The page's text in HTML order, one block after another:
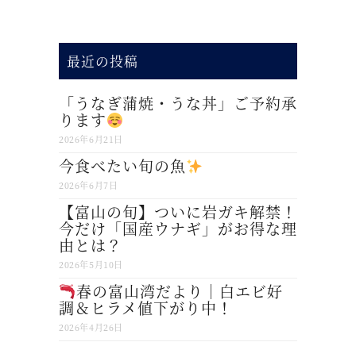
最近の投稿
「うなぎ蒲焼・うな丼」ご予約承
ります
2026年6月21日
今食べたい旬の魚
2026年6月7日
【富山の旬】ついに岩ガキ解禁！
今だけ「国産ウナギ」がお得な理
由とは？
2026年5月10日
春の富山湾だより｜白エビ好
調＆ヒラメ値下がり中！
2026年4月26日